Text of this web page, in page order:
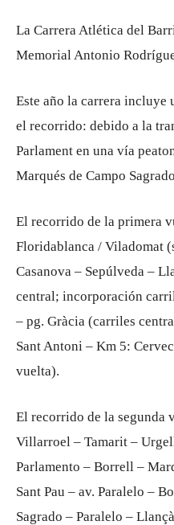
La Carrera Atlética del
Memorial Antonio
Este año la carrera incluye
el recorrido: debido a la
Parlament en una vía
Marqués de Campo
El recorrido de la primera
Floridablanca / Viladomat
Casanova – Sepúlveda –
central; incorporación
– pg. Gràcia (carriles
Sant Antoni – Km 5:
vuelta).
El recorrido de la segunda
Villarroel – Tamarit –
Parlamento – Borrell –
Sant Pau – av. Paralelo –
Sagrado – Paralelo –